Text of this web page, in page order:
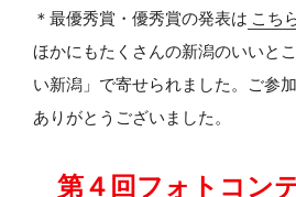
＊最優秀賞・優秀賞の発表は こち
ほかにもたくさんの新潟のいいと
い新潟」で寄せられました。ご参
ありがとうございました。
第４回フォトコン